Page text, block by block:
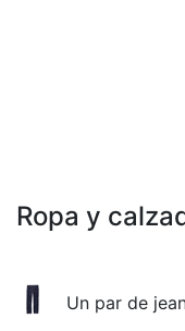
Ropa y
Un par de